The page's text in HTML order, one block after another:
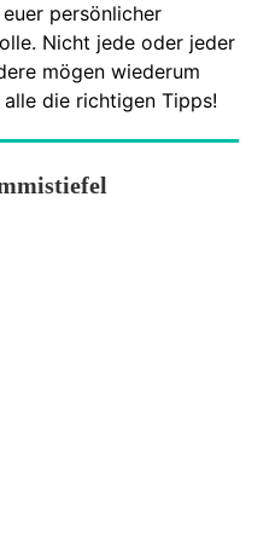
persönlicher
Nicht jede oder jeder
mögen wiederum
die richtigen Tipps!